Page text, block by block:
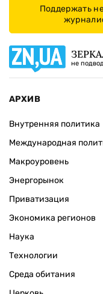
Поддержать
не
АРХИВ
Внутренняя политика
Международная
Макроуровень
Энергорынок
Приватизация
Экономика регионов
Наука
Технологии
Среда обитания